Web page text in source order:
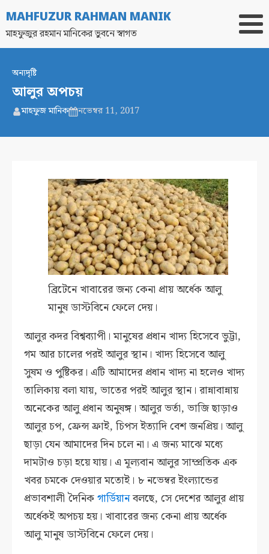
MAHFUZUR RAHMAN MANIK
মাহফুজুর রহমান মানিকের ভুবনে স্বাগত
অন্যদৃষ্টি
আলুর অপচয়
মাহফুজ মানিক নভেম্বর 11, 2017
ব্রিটেনে খাবারের জন্য কেনা প্রায় অর্ধেক আলু
মানুষ ডাস্টবিনে ফেলে দেয়।
আলুর কদর বিশ্বব্যাপী। মানুষের প্রধান খাদ্য হিসেবে ভুট্টা,
গম আর চালের পরই আলুর স্থান। খাদ্য হিসেবে আলু
সুষম ও পুষ্টিকর। এটি আমাদের প্রধান খাদ্য না হলেও খাদ্য
তালিকায় বলা যায়, ভাতের পরই আলুর স্থান। রান্নাবান্নায়
অনেকের আলু প্রধান অনুষঙ্গ। আলুর ভর্তা, ভাজি ছাড়াও
আলুর চপ, ফ্রেন্স ফ্রাই, চিপস ইত্যাদি বেশ জনপ্রিয়। আলু
ছাড়া যেন আমাদের দিন চলে না। এ জন্য মাঝে মধ্যে
দামটাও চড়া হয়ে যায়। এ মূল্যবান আলুর সাম্প্রতিক এক
খবর চমকে দেওয়ার মতোই। ৮ নভেম্বর ইংল্যান্ডের
প্রভাবশালী দৈনিকগার্ডিয়ানবলছে, সে দেশের আলুর প্রায়
অর্ধেকই অপচয় হয়। খাবারের জন্য কেনা প্রায় অর্ধেক
আলু মানুষ ডাস্টবিনে ফেলে দেয়।